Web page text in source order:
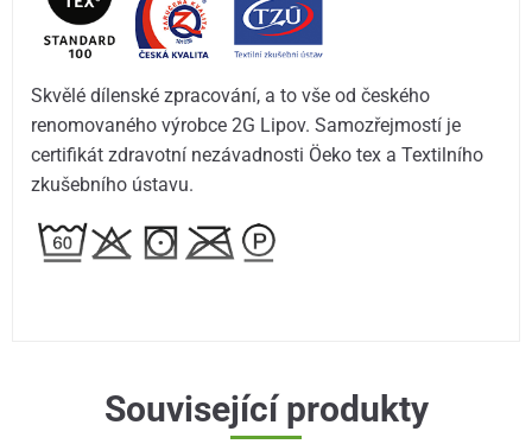
Skvělé dílenské zpracování, a to vše od českého
renomovaného výrobce 2G Lipov. Samozřejmostí je
certifikát zdravotní nezávadnosti Öeko tex a Textilního
zkušebního ústavu.
Související produkty